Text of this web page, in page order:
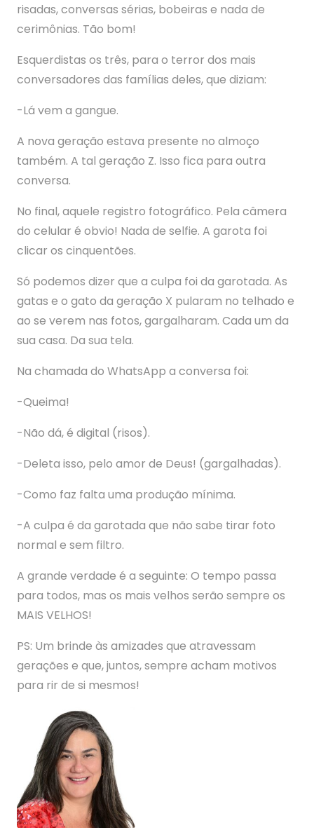
risadas, conversas sérias, bobeiras e nada de
cerimônias. Tão bom!
Esquerdistas os três, para o terror dos mais
conversadores das famílias deles, que diziam:
-Lá vem a gangue.
A nova geração estava presente no almoço
também. A tal geração Z. Isso fica para outra
conversa.
No final, aquele registro fotográfico. Pela câmera
do celular é obvio! Nada de selfie. A garota foi
clicar os cinquentões.
Só podemos dizer que a culpa foi da garotada. As
gatas e o gato da geração X pularam no telhado e
ao se verem nas fotos, gargalharam. Cada um da
sua casa. Da sua tela.
Na chamada do WhatsApp a conversa foi:
-Queima!
-Não dá, é digital (risos).
-Deleta isso, pelo amor de Deus! (gargalhadas).
-Como faz falta uma produção mínima.
-A culpa é da garotada que não sabe tirar foto
normal e sem filtro.
A grande verdade é a seguinte: O tempo passa
para todos, mas os mais velhos serão sempre os
MAIS VELHOS!
PS: Um brinde às amizades que atravessam
gerações e que, juntos, sempre acham motivos
para rir de si mesmos!